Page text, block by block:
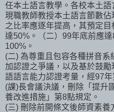
任本土語言教學。各校本土
現職教師教授本土語言節數
之比率應逐年提高，其預定
達50%。（二）99年底前應
100%。
(二) 為尊重且包容各種拼音
加認證之爭議，以及基於鼓
語語言能力認證考量，經97
(課)長會議決議，刪除「提升
養改進措施」第8點規定。
(三) 刪除前開條文後師資素養